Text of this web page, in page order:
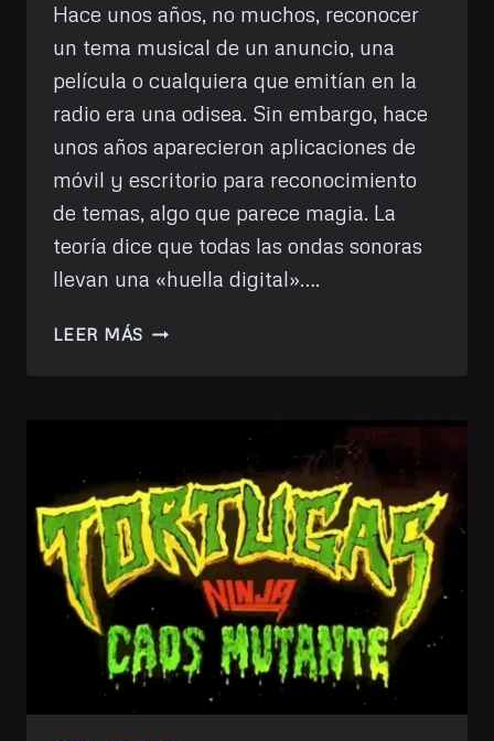
Hace unos años, no muchos, reconocer
un tema musical de un anuncio, una
película o cualquiera que emitían en la
radio era una odisea. Sin embargo, hace
unos años aparecieron aplicaciones de
móvil y escritorio para reconocimiento
de temas, algo que parece magia. La
teoría dice que todas las ondas sonoras
llevan una «huella digital»….
LEER MÁS AUDILE,